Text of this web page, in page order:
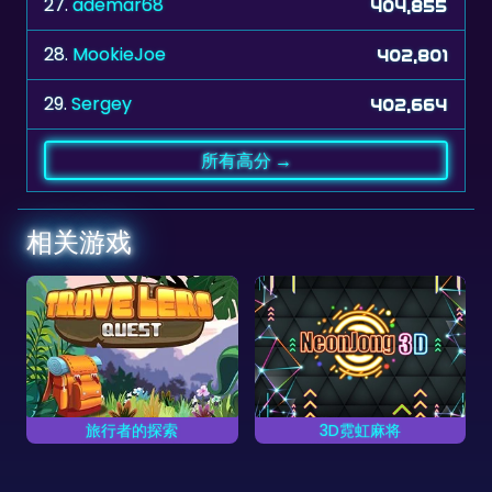
27.ademar68 404,855
28. MookieJoe 402,801
29.Sergey 402,664
所有高分 →
相关游戏
旅行者的探索 3D霓虹麻将